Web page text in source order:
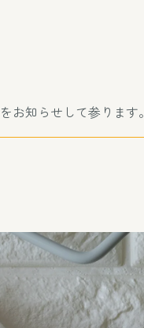
お知らせして参ります。